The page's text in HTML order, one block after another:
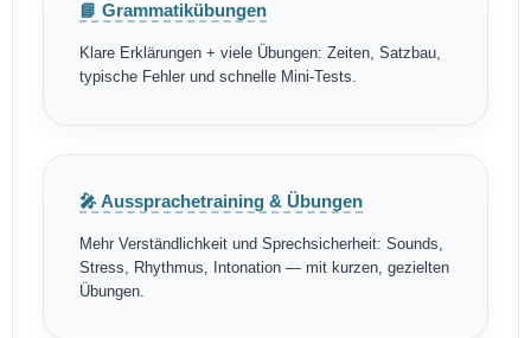
📘 Grammatikübungen
Klare Erklärungen + viele Übungen: Zeiten, Satzbau,
typische Fehler und schnelle Mini-Tests.
🎤 Aussprachetraining & Übungen
Mehr Verständlichkeit und Sprechsicherheit: Sounds,
Stress, Rhythmus, Intonation — mit kurzen, gezielten
Übungen.